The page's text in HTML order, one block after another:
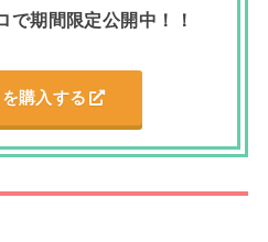
で期間限定公開中！！
購入する